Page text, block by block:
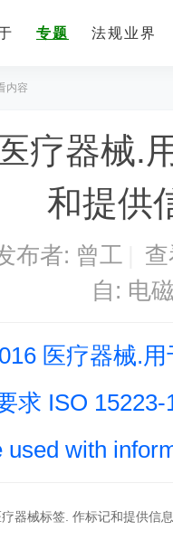
专题 法规业界
内容
疗器械.
和提供
布者: 曾工
自: 电
医疗器械.
求 ISO
with
疗器械标签. 作标记和提供信